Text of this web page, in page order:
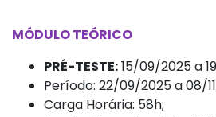
MÓDULO TEÓRICO
PRÉ-TESTE:15/09/2025 a
Período: 22/09/2025 a 08/
Carga Horária: 58h;